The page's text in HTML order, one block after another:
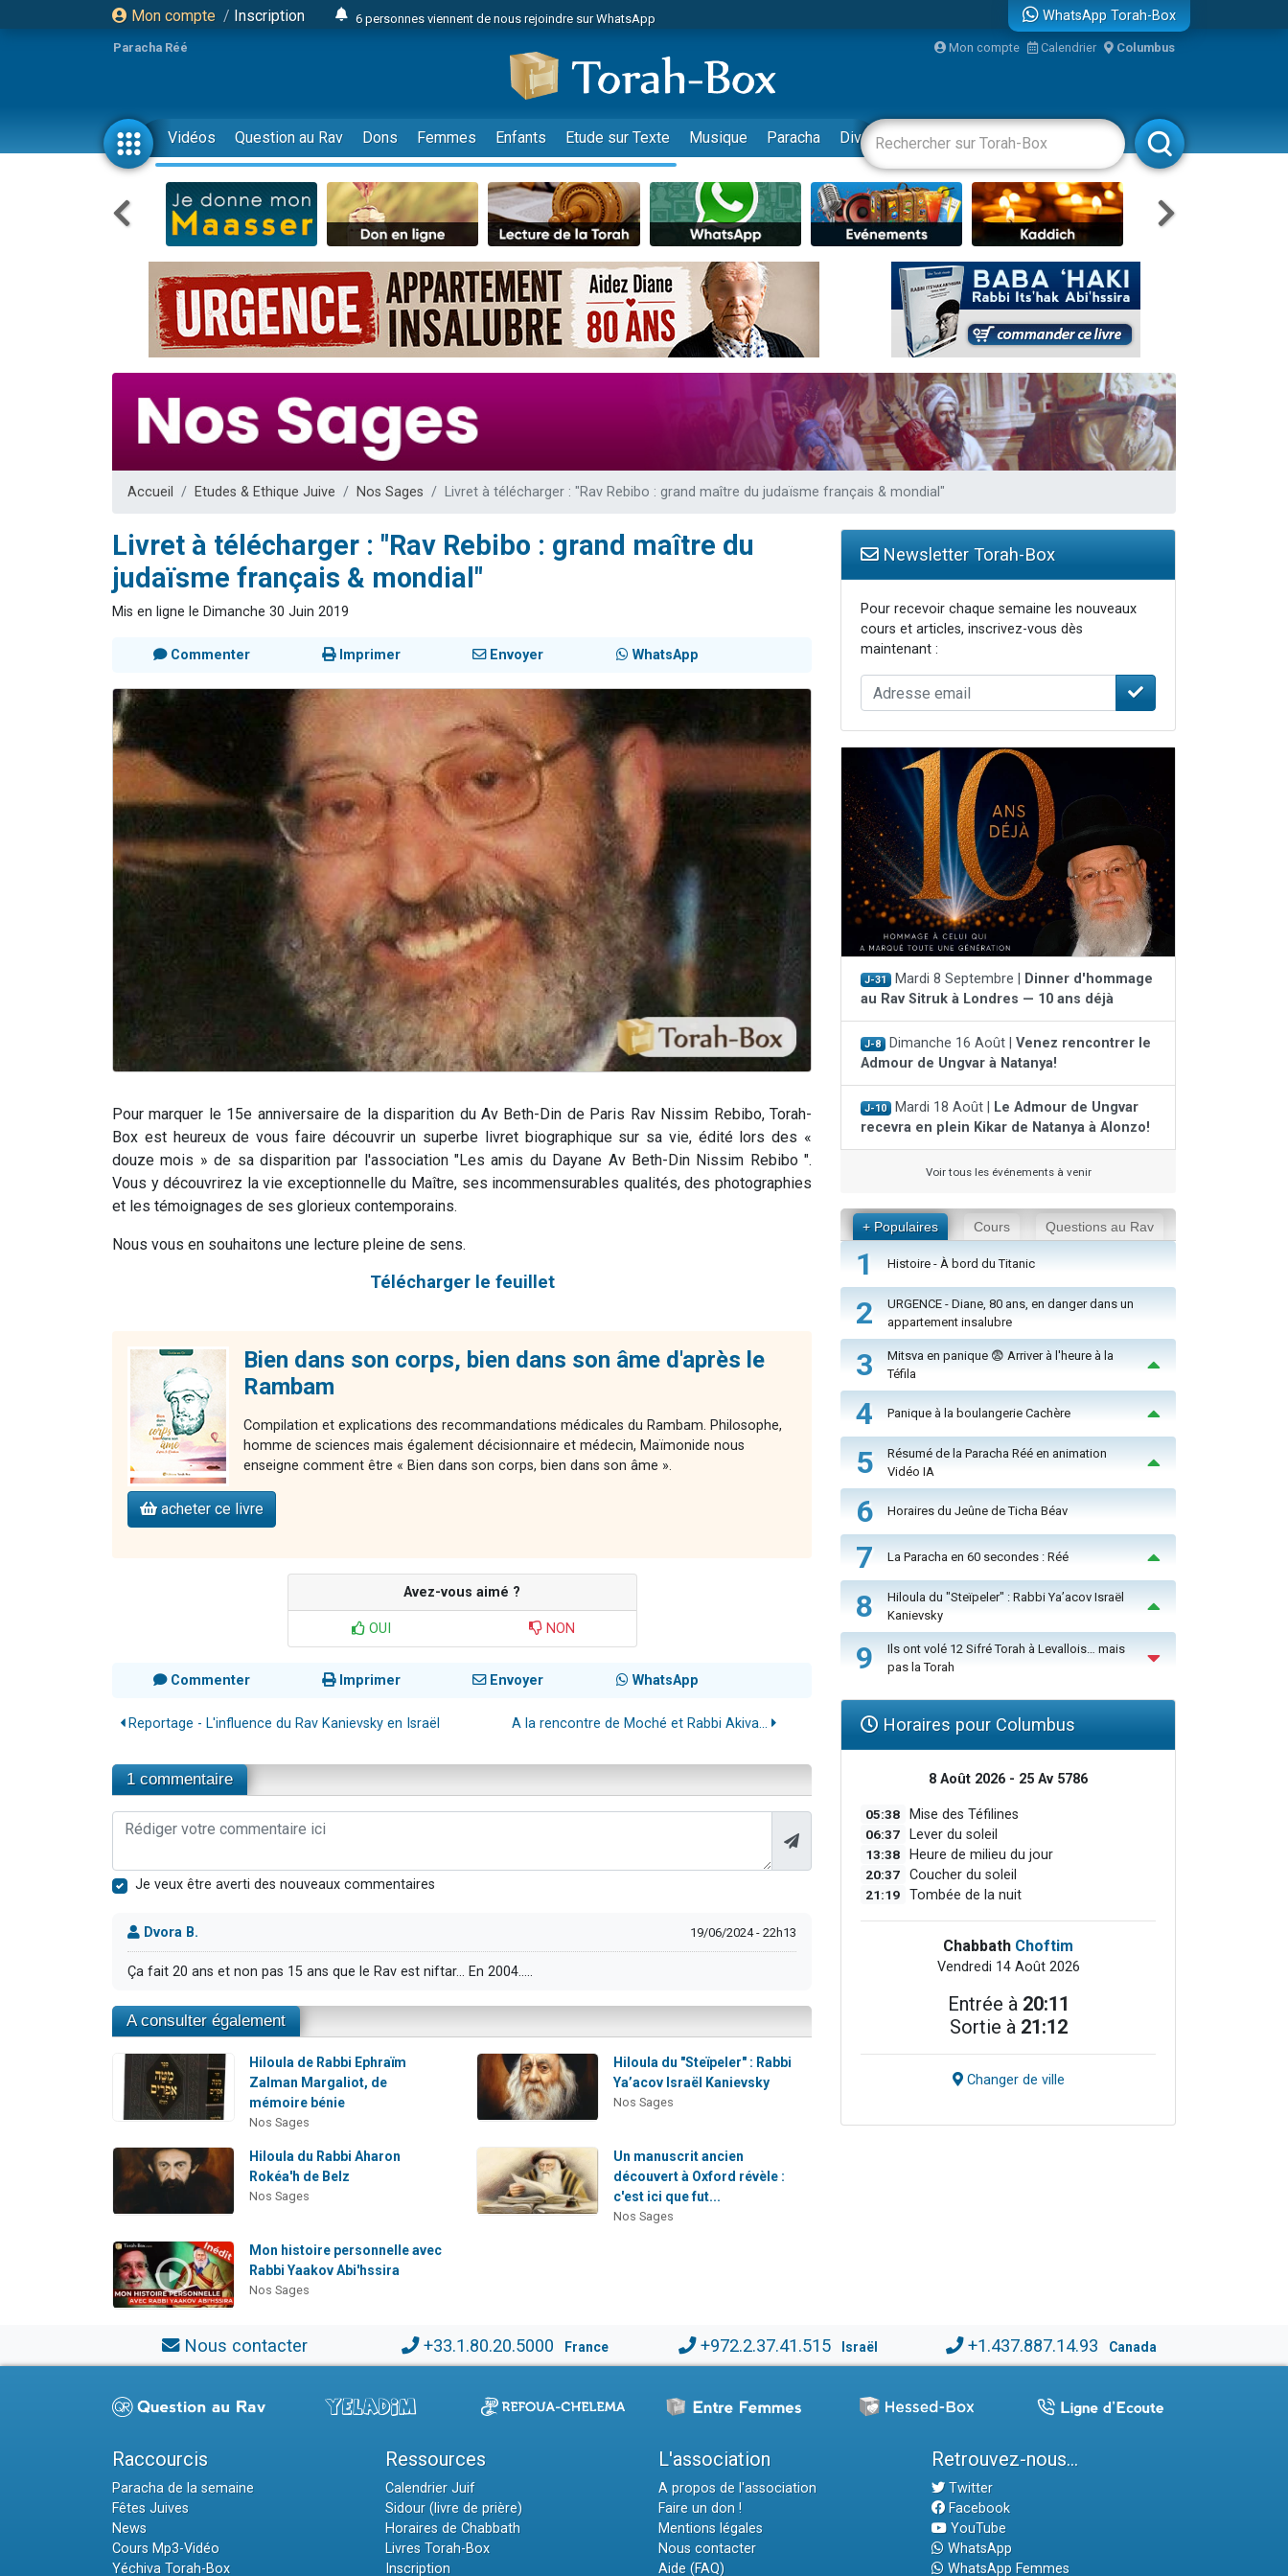
Mon compte / Inscription
6 personnes viennent de nous rejoindre sur WhatsApp
2 personnes viennent de faire un don pour 1 Journée de Vacances Pour les Enfants
17 personnes viennent de demander une bénédiction
4 personnes viennent de nous rejoindre sur WhatsApp
Il reste 49 places pour étudier en groupe sur Zoom
23 personnes viennent de faire un don pour Diane, 80 ans, dans un appartement insalubre
Eva vient de donner son Maasser
4 personnes viennent de nous rejoindre sur WhatsApp
3 personnes viennent de nous rejoindre sur WhatsApp
3 personnes viennent de faire un don pour 5 jours de vacances aux Orphelins
Odaya vient de donner son Maasser
13 personnes viennent de demander une bénédiction
30 personnes viennent de faire un don pour Sauvez la jambe de Yohan
Il reste 49 places pour étudier en groupe sur Zoom
12 nouvelles musiques dans Torah-Box Music
3 personnes viennent de nous rejoindre sur WhatsApp
2 personnes viennent de nous rejoindre sur WhatsApp
2 personnes viennent de nous rejoindre sur WhatsApp
WhatsApp Torah-Box
Paracha Réé Mon compte Calendrier Columbus
Vidéos Question au Rav Dons Femmes Enfants Etude sur Texte Musique Paracha Divertissements Livres Rabbanim
Accueil Etudes & Ethique Juive Nos Sages Livret à télécharger : "Rav Rebibo : grand maître du judaïsme français & mondial"
Livret à télécharger : "Rav Rebibo : grand maître du
judaïsme français & mondial"
Mis en ligne le Dimanche 30 Juin 2019
Commenter Imprimer Envoyer WhatsApp
Pour marquer le 15e anniversaire de la disparition du Av Beth-Din de Paris Rav Nissim Rebibo, Torah-
Box est heureux de vous faire découvrir un superbe livret biographique sur sa vie, édité lors des «
douze mois » de sa disparition par l'association "Les amis du Dayane Av Beth-Din Nissim Rebibo ".
Vous y découvrirez la vie exceptionnelle du Maître, ses incommensurables qualités, des photographies
et les témoignages de ses glorieux contemporains.
Nous vous en souhaitons une lecture pleine de sens.
Télécharger le feuillet
Bien dans son corps, bien dans son âme d'après le
Rambam
Compilation et explications des recommandations médicales du Rambam. Philosophe,
homme de sciences mais également décisionnaire et médecin, Maïmonide nous
enseigne comment être « Bien dans son corps, bien dans son âme ».
acheter ce livre
Avez-vous aimé ?
OUI NON
Commenter Imprimer Envoyer WhatsApp
Reportage - L'influence du Rav Kanievsky en Israël A la rencontre de Moché et Rabbi Akiva...
1 commentaire
Je veux être averti des nouveaux commentaires
Dvora B. 19/06/2024 - 22h13
Ça fait 20 ans et non pas 15 ans que le Rav est niftar... En 2004.....
A consulter également
Hiloula de Rabbi Ephraïm
Zalman Margaliot, de
mémoire bénie
Nos Sages
Hiloula du "Steïpeler" : Rabbi
Ya’acov Israël Kanievsky
Nos Sages
Hiloula du Rabbi Aharon
Rokéa'h de Belz
Nos Sages
Un manuscrit ancien
découvert à Oxford révèle :
c'est ici que fut...
Nos Sages
Mon histoire personnelle avec
Rabbi Yaakov Abi'hssira
Nos Sages
Newsletter Torah-Box
Pour recevoir chaque semaine les nouveaux
cours et articles, inscrivez-vous dès
maintenant :
J-31 Mardi 8 Septembre |
Dinner d'hommage
au Rav Sitruk à Londres — 10 ans déjà
J-8 Dimanche 16 Août | Venez rencontrer le
Admour de Ungvar à Natanya!
J-10 Mardi 18 Août |
Le Admour de Ungvar
recevra en plein Kikar de Natanya à Alonzo!
Voir tous les événements à venir
+ Populaires Cours Questions au Rav
1 Histoire - À bord du Titanic
2
URGENCE - Diane, 80 ans, en danger dans un
appartement insalubre
3
Mitsva en panique 😨 Arriver à l'heure à la
Téfila
4 Panique à la boulangerie Cachère
5
Résumé de la Paracha Réé en animation
Vidéo IA
6 Horaires du Jeûne de Ticha Béav
7 La Paracha en 60 secondes : Réé
8
Hiloula du "Steïpeler" : Rabbi Ya’acov Israël
Kanievsky
9
Ils ont volé 12 Sifré Torah à Levallois… mais
pas la Torah
Horaires pour Columbus
8 Août 2026 - 25 Av 5786
05:38 Mise des Téfilines
06:37 Lever du soleil
13:38 Heure de milieu du jour
20:37 Coucher du soleil
21:19 Tombée de la nuit
Chabbath Choftim
Vendredi 14 Août 2026
Entrée à 20:11
Sortie à 21:12
Changer de ville
Nous contacter +33.1.80.20.5000 France +972.2.37.41.515 Israël +1.437.887.14.93 Canada
Raccourcis
Paracha de la semaine
Fêtes Juives
News
Cours Mp3-Vidéo
Yéchiva Torah-Box
Ressources
Calendrier Juif
Sidour (livre de prière)
Horaires de Chabbath
Livres Torah-Box
Inscription
L'association
A propos de l'association
Faire un don !
Mentions légales
Nous contacter
Aide (FAQ)
Retrouvez-nous...
Twitter
Facebook
YouTube
WhatsApp
WhatsApp Femmes